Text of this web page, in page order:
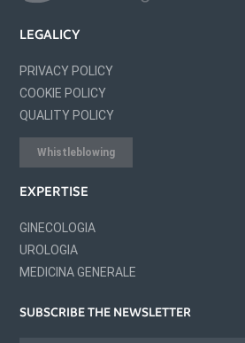
LEGALICY
PRIVACY POLICY
COOKIE POLICY
QUALITY POLICY
Whistleblowing
EXPERTISE
GINECOLOGIA
UROLOGIA
MEDICINA GENERALE
SUBSCRIBE THE NEWSLETTER